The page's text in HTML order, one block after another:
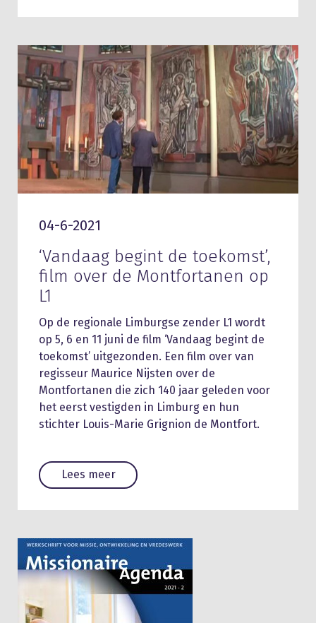
04-6-2021
‘Vandaag begint de toekomst’,
film over de Montfortanen op
L1
Op de regionale Limburgse zender L1 wordt
op 5, 6 en 11 juni de film ‘Vandaag begint de
toekomst’ uitgezonden. Een film over van
regisseur Maurice Nijsten over de
Montfortanen die zich 140 jaar geleden voor
het eerst vestigden in Limburg en hun
stichter Louis-Marie Grignion de Montfort.
Lees meer